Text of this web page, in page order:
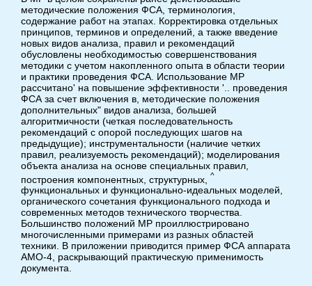
методические положения ФСА, терминология,
содержание работ на этапах. Корректировка отдельных
принципов, терминов и определений, а также введение
новых видов анализа, правил и рекомендаций
обусловлены необходимостью совершенствования
методики с учетом накопленного опыта в области теории
и практики проведения ФСА. Использование MP
рассчитано' на повышение эффективности '.. проведения
ФСА за счет включения в, методические положения
дополнительных" видов анализа, большей
алгоритмичности (четкая последовательность
рекомендаций с опорой последующих шагов на
предыдущие); инструментальности (наличие четких
правил, реализуемость рекомендаций); моделирования
объекта анализа на основе специальных правил,
построения компонентных, структурных, ^
функциональных и функционально-идеальных моделей,
органического сочетания функционального подхода и
современных методов технического творчества.
Большинство положений MP проиллюстрировано
многочисленными примерами из разных областей
техники. В приложении приводится пример ФСА аппарата
АМО-4, раскрывающий практическую применимость
документа.